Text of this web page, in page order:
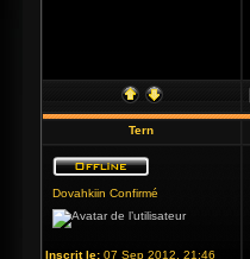
Tern
Dovahkiin Confirmé
Inscrit le: 07 Sep 2012, 21:46